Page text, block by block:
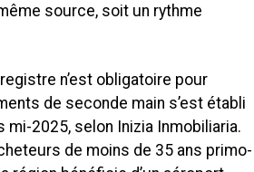
source, soit un rythme
n’est obligatoire pour
de seconde main s’est établi
mi-2025, selon Inizia Inmobiliaria.
de moins de 35 ans primo-